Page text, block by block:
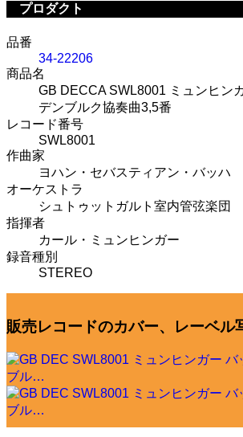
プロダクト
品番
34-22206
商品名
GB DECCA SWL8001 ミュンヒン
デンブルク協奏曲3,5番
レコード番号
SWL8001
作曲家
ヨハン・セバスティアン・バッハ
オーケストラ
シュトゥットガルト室内管弦楽団
指揮者
カール・ミュンヒンガー
録音種別
STEREO
販売レコードのカバー、レーベル